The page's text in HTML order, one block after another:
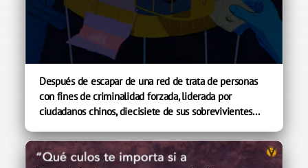
Después de escapar de una red de trata de personas
con fines de criminalidad forzada, liderada por
ciudadanos chinos, diecisiete de sus sobrevivientes...